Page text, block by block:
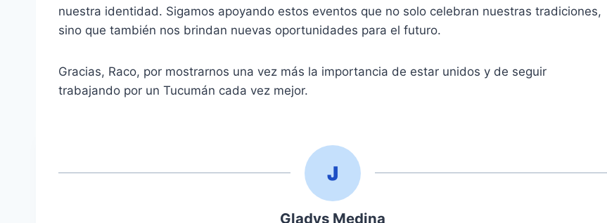
nuestra identidad. Sigamos apoyando estos eventos que no solo celebran nuestras tradiciones,
sino que también nos brindan nuevas oportunidades para el futuro.
Gracias, Raco, por mostrarnos una vez más la importancia de estar unidos y de seguir
trabajando por un Tucumán cada vez mejor.
Gladys Medina